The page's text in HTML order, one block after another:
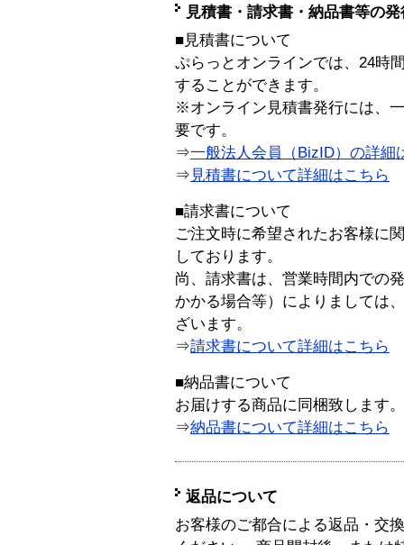
見積書・請求書・納品書等の
■見積書について
ぷらっとオンラインでは、24時
することができます。
※オンライン見積書発行には、
要です。
⇒一般法人会員（BizID）の詳細
⇒ 見積書について詳細はこちら
■請求書について
ご注文時に希望されたお客様に
しております。
尚、請求書は、営業時間内での
かかる場合等）によりましては
ざいます。
⇒請求書について詳細はこちら
■納品書について
お届けする商品に同梱致します。
⇒納品書について詳細はこちら
返品について
お客様のご都合による返品・交